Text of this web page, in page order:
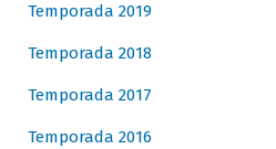
Temporada 2019
Temporada 2018
Temporada 2017
Temporada 2016